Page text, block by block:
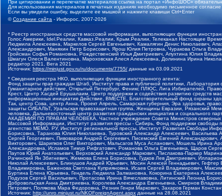
При цитировании и перепечатке материалов ссылка на портал «ИнфоШОС»
Для использования материалов в печатных изданиях необходимо письменное
Если вы увидели ошибку, выделите ее мышкой и нажмите клавиши Ctrl+Enter
©Создание сайта - Инфорос, 2007-2026
* Реестр иностранных средств массовой информации, выполняющих функции
Голос Америки, Idel.Реалии, Кавказ.Реалии, Крым.Реалии, Телеканал Настоящее
Людмила Алексеевна, Маркелов Сергей Евгеньевич, Камалягин Денис Николаевич,
Александрович, Маняхин Петр Борисович, Ярош Юлия Петровна, Чуракова Ольга
Гройсман Софья Романовна, Рождественский Илья Дмитриевич, Апухтина Юлия
Шмагун Олеся Валентиновна, Мароховская Алеся Алексеевна, Долинина Ирина
редактор 2021, Вега 2021
Источник: https://minjust.gov.ru/ru/documents/7755/ данные на 03.09.2021
* Сведения реестра НКО, выполняющих функции иностранного агента:
Фонд защиты прав граждан Штаб, Институт права и публичной политики,
Гуманитарное действие, Открытый Петербург, Феникс ПЛЮС, Лига Избирателей,
Крест, Центр Хасдей Ерушалаим, Центр поддержки и содействия развитию средств
информационных инициатив Действие, ВМЕСТЕ, Благотворительный фонд охраны
Так, центр Сова, центр Анна, Проект Апрель, Самарская губерния, Эра здоровья,
защиты СИБАЛЬТ, Уральская правозащитная группа, Женщины Евразии, Рязанский
человека, Дальневосточный центр развития гражданских инициатив и социального
АКАДЕМИЯ ПО ПРАВАМ ЧЕЛОВЕКА, Частное учреждение Совета Министров северных
Массовой Информации, Институт развития прессы - Сибирь, Фонд поддержки
агентство МЕМО. РУ, Институт региональной прессы, Институт Развития Свободы
Борисовна, Таранова Юлия Николаевна, Туровский Александр Алексеевич,
Сергей Георгиевич, Пивоваров Андрей Сергеевич, Писемский Евгений
Викторович, Шарипков Олег Викторович, Мальсагов Муса Асланович, Мошель Ирина
Александровна, Исламов Тимур Рифгатович, Романова Ольга Евгеньевна, Щаров
Паутов Юрий Анатольевич, Верховский Александр Маркович, Пислакова-Паркер
Рачинский Ян Збигневич, Жемкова Елена Борисовна, Гудков Лев Дмитриевич,
Николай Алексеевич, Блинушов Андрей Юрьевич, Мосин Алексей Геннадьевич,
Владимировна, Баженова Светлана Куприяновна, Исаев Сергей Владимирович,
Буртина Елена Юрьевна, Гендель Людмила Залмановна, Кокорина Екатерина
Подузов Сергей Васильевич, Протасова Ирина Вячеславовна, Литинский Леонид
Добровольская Анна Дмитриевна, Королева Александра Евгеньевна, Смирнов
Петрович, Полякова Мара Федоровна, Резник Генри Маркович, Захаров Герман
Источник: http://unro.minjust.ru/NKOForeignAgent.aspx данные на 28.08.2021